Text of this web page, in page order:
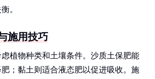
。
施用技巧
植物种类和土壤条件。沙质土保肥能
；黏土则适合液态肥以促进吸收。施